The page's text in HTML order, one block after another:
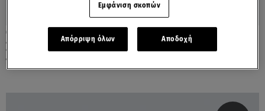
Συγκινεί η Φωτεινή Δάρρα: «Μου έλειψε
πολύ η αγκαλιά της μητέρας μου χθες»
Εμφάνιση σκοπών
Απόρριψη όλων Αποδοχή